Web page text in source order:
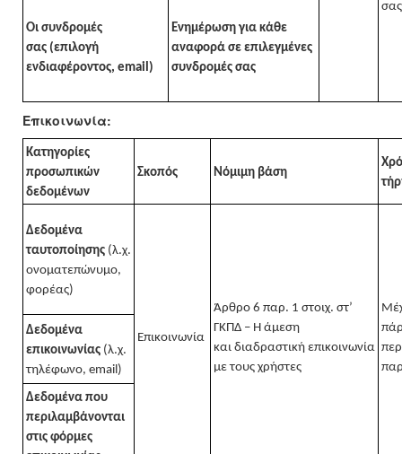
σας
Οι συνδρομές
σας (επιλογή
ενδιαφέροντος, email)
Ενημέρωση για κάθε
αναφορά σε επιλεγμένες
συνδρομές σας
Επικοινωνία:
Κατηγορίες
προσωπικών
δεδομένων
Σκοπός Νόμιμη βάση
Δεδομένα
ταυτοποίησης (λ.χ.
ονοματεπώνυμο,
φορέας)
Επικοινωνία
Άρθρο 6 παρ. 1 στοιχ. στ’
ΓΚΠΔ – Η άμεση
και διαδραστική επικοινωνία
με τους χρήστες
Δεδομένα
επικοινωνίας (λ.χ.
τηλέφωνο, email)
Δεδομένα που
περιλαμβάνονται
στις φόρμες